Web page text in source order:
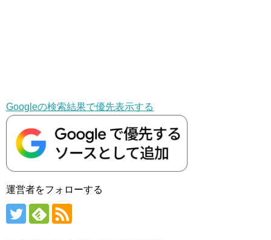
Googleの検索結果で優先表示する
運営者をフォローする